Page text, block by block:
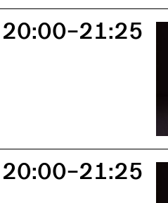
20:00–21:25
20:00–21:25